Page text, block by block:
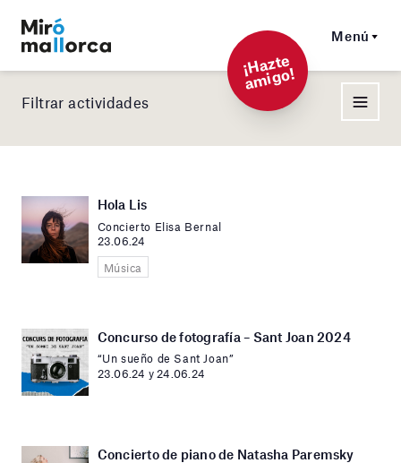
Menú
¡
Hazt
e
a
mi
g
o!
Filtrar actividades
Hola Lis
Concierto Elisa Bernal
23.06.24
Música
Concurso de fotografía – Sant Joan 2024
“Un sueño de Sant Joan”
23.06.24 y 24.06.24
Concierto de piano de Natasha Paremsky